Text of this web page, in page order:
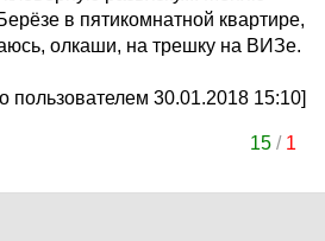
в пятикомнатной квартире,
олкаши, на трешку на ВИЗе.
30.01.2018 15:10]
15 / 1